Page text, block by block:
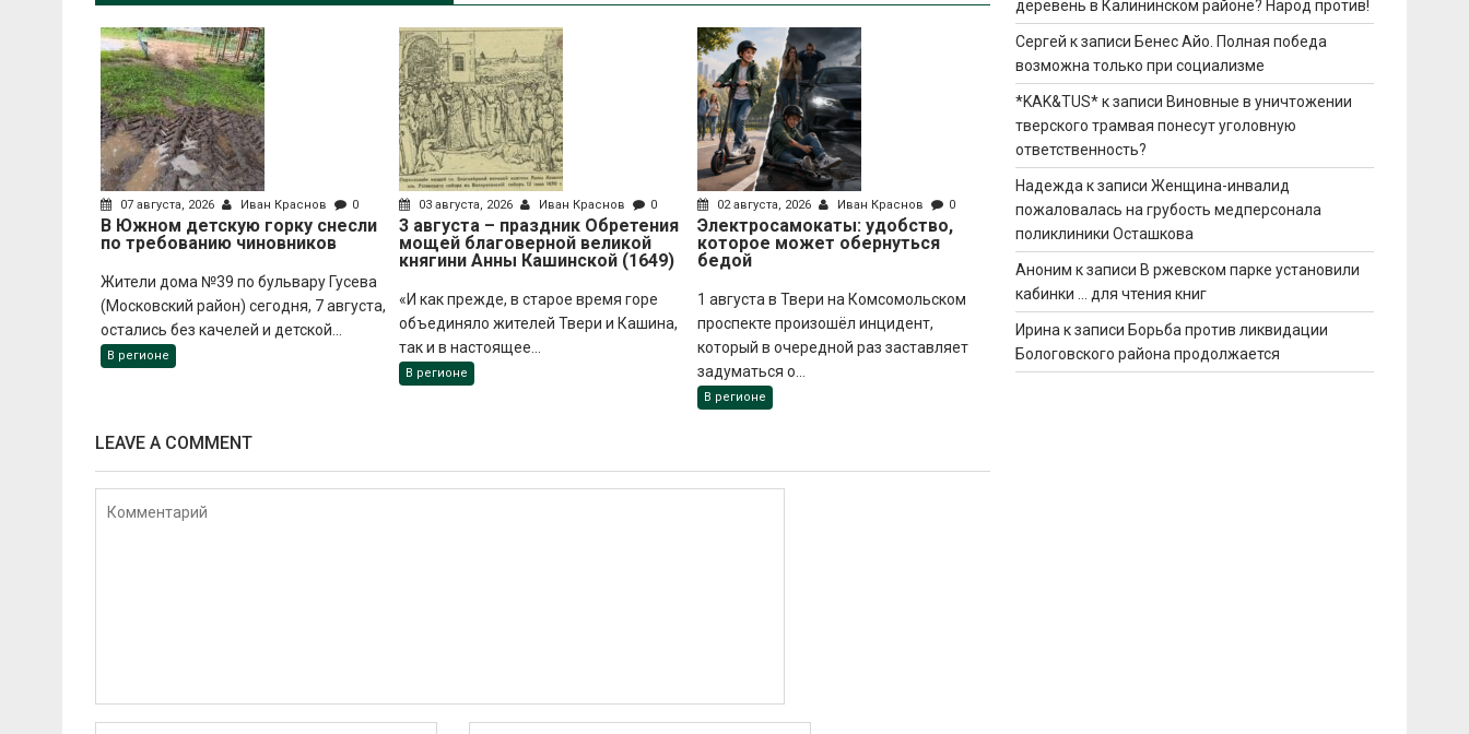
07 августа, 2026 Иван Краснов 0
В Южном детскую горку снесли
по требованию чиновников
Жители дома №39 по бульвару Гусева
(Московский район) сегодня, 7 августа,
остались без качелей и детской...
В регионе
03 августа, 2026 Иван Краснов 0
3 августа – праздник Обретения
мощей благоверной великой
княгини Анны Кашинской (1649)
«И как прежде, в старое время горе
объединяло жителей Твери и Кашина,
так и в настоящее...
В регионе
02 августа, 2026 Иван Краснов 0
Электросамокаты: удобство,
которое может обернуться
бедой
1 августа в Твери на Комсомольском
проспекте произошёл инцидент,
который в очередной раз заставляет
задуматься о...
В регионе
LEAVE A COMMENT
деревень в Калининском районе? Народ против!
Сергей к записи Бенес Айо. Полная победа
возможна только при социализме
*KAK&TUS*к записи Виновные в уничтожении
тверского трамвая понесут уголовную
ответственность?
Надежда к записиЖенщина-инвалид
пожаловалась на грубость медперсонала
поликлиники Осташкова
Аноним к записи В ржевском парке установили
кабинки … для чтения книг
Ирина к записи Борьба против ликвидации
Бологовского района продолжается